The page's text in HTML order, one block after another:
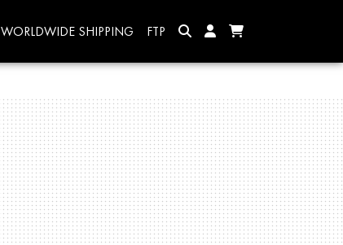
WORLDWIDE SHIPPING FTP